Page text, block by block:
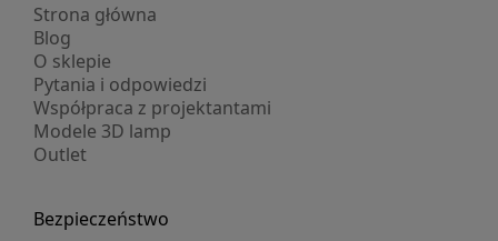
Strona główna
Blog
O sklepie
Pytania i odpowiedzi
Współpraca z projektantami
Modele 3D lamp
Outlet
Bezpieczeństwo